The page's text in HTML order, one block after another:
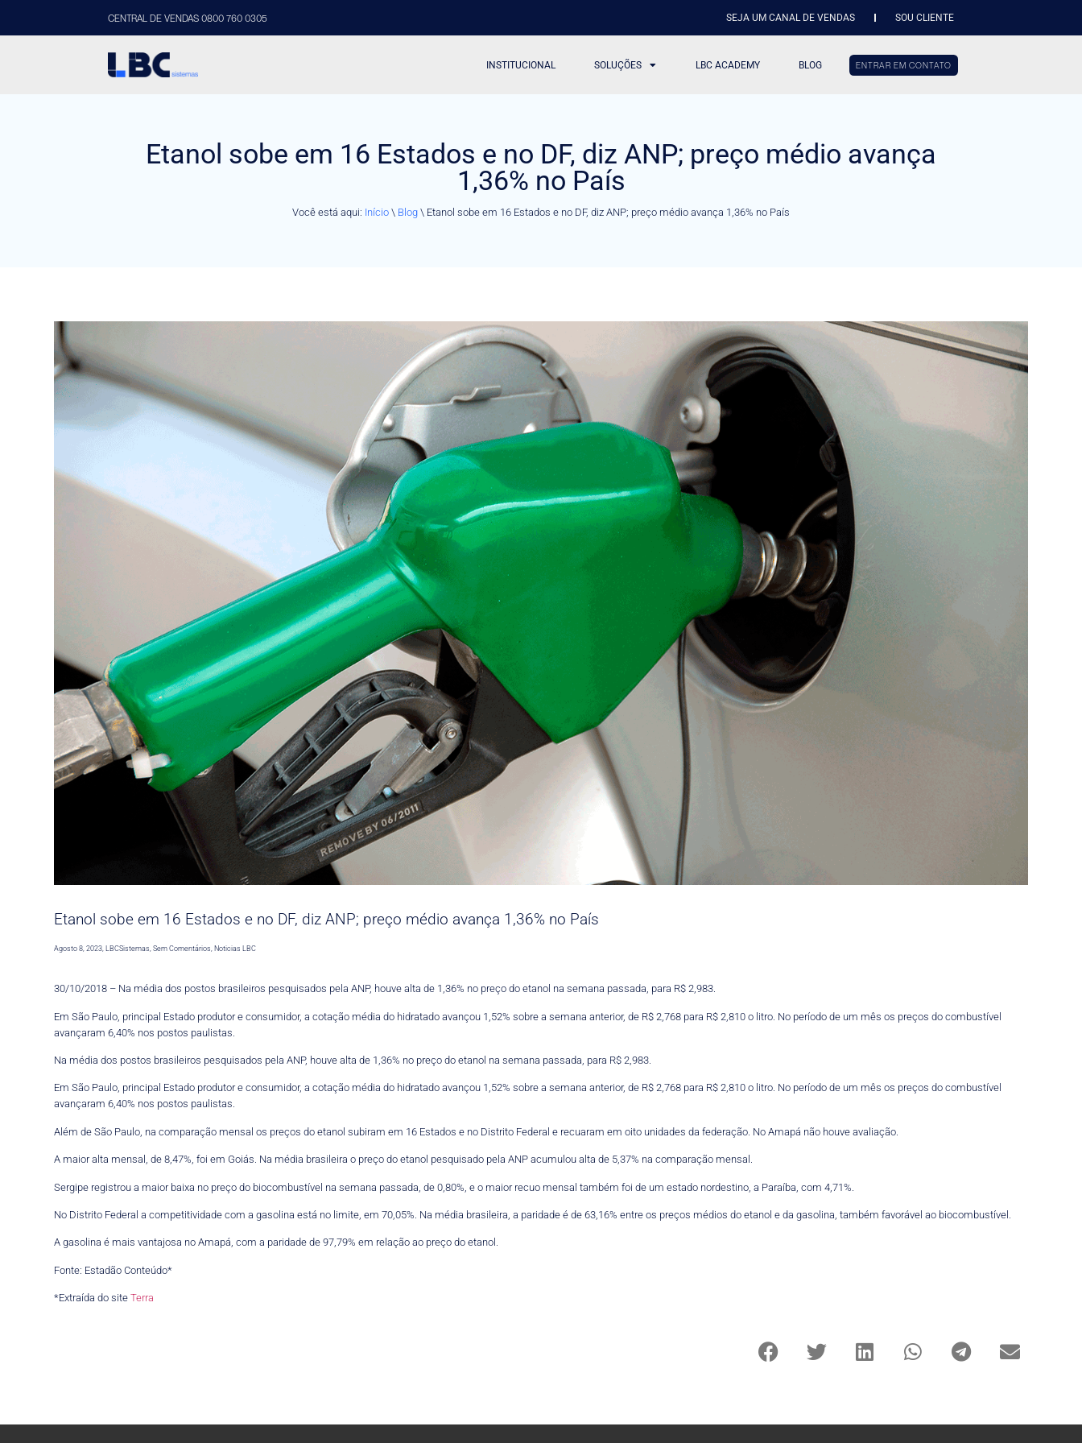
CENTRAL DE VENDAS 0800 760 0305 SEJA UM CANAL DE VENDAS SOU CLIENTE
INSTITUCIONAL SOLUÇÕES LBC ACADEMY BLOG ENTRAR EM CONTATO
Etanol sobe em 16 Estados e no DF, diz ANP; preço médio avança
1,36% no País
Você está aqui: Início \ Blog \ Etanol sobe em 16 Estados e no DF, diz ANP; preço médio avança 1,36% no País
Etanol sobe em 16 Estados e no DF, diz ANP; preço médio avança 1,36% no País
Agosto 8, 2023 ,LBCSistemas Sem Comentários Noticias LBC
30/10/2018 – Na média dos postos brasileiros pesquisados pela ANP, houve alta de 1,36% no preço do etanol na semana passada, para R$ 2,983.
Em São Paulo, principal Estado produtor e consumidor, a cotação média do hidratado avançou 1,52% sobre a semana anterior, de R$ 2,768 para R$ 2,810 o litro. No período de um mês os preços do combustível
avançaram 6,40% nos postos paulistas.
Na média dos postos brasileiros pesquisados pela ANP, houve alta de 1,36% no preço do etanol na semana passada, para R$ 2,983.
Em São Paulo, principal Estado produtor e consumidor, a cotação média do hidratado avançou 1,52% sobre a semana anterior, de R$ 2,768 para R$ 2,810 o litro. No período de um mês os preços do combustível
avançaram 6,40% nos postos paulistas.
Além de São Paulo, na comparação mensal os preços do etanol subiram em 16 Estados e no Distrito Federal e recuaram em oito unidades da federação. No Amapá não houve avaliação.
A maior alta mensal, de 8,47%, foi em Goiás. Na média brasileira o preço do etanol pesquisado pela ANP acumulou alta de 5,37% na comparação mensal.
Sergipe registrou a maior baixa no preço do biocombustível na semana passada, de 0,80%, e o maior recuo mensal também foi de um estado nordestino, a Paraíba, com 4,71%.
No Distrito Federal a competitividade com a gasolina está no limite, em 70,05%. Na média brasileira, a paridade é de 63,16% entre os preços médios do etanol e da gasolina, também favorável ao biocombustível.
A gasolina é mais vantajosa no Amapá, com a paridade de 97,79% em relação ao preço do etanol.
Fonte: Estadão Conteúdo*
*Extraída do siteTerra